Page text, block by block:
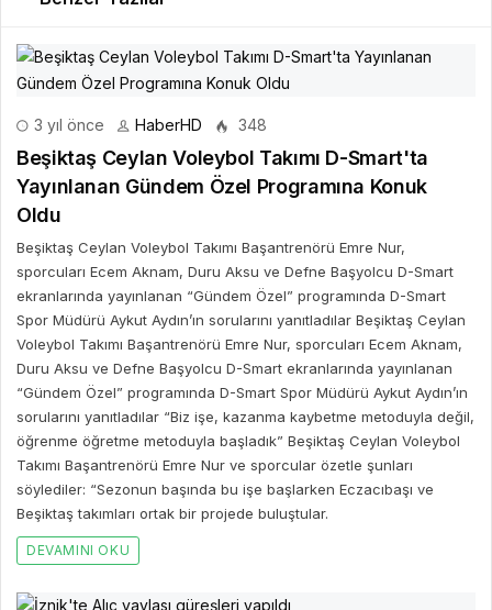
3 yıl önce HaberHD 348
Beşiktaş Ceylan Voleybol Takımı D-Smart'ta
Yayınlanan Gündem Özel Programına Konuk
Oldu
Beşiktaş Ceylan Voleybol Takımı Başantrenörü Emre Nur,
sporcuları Ecem Aknam, Duru Aksu ve Defne Başyolcu D-Smart
ekranlarında yayınlanan “Gündem Özel” programında D-Smart
Spor Müdürü Aykut Aydın’ın sorularını yanıtladılar Beşiktaş Ceylan
Voleybol Takımı Başantrenörü Emre Nur, sporcuları Ecem Aknam,
Duru Aksu ve Defne Başyolcu D-Smart ekranlarında yayınlanan
“Gündem Özel” programında D-Smart Spor Müdürü Aykut Aydın’ın
sorularını yanıtladılar “Biz işe, kazanma kaybetme metoduyla değil,
öğrenme öğretme metoduyla başladık” Beşiktaş Ceylan Voleybol
Takımı Başantrenörü Emre Nur ve sporcular özetle şunları
söylediler: “Sezonun başında bu işe başlarken Eczacıbaşı ve
Beşiktaş takımları ortak bir projede buluştular.
DEVAMINI OKU